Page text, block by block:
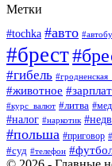
Метки
#tochka #авто
#брест
#гибель
#животное
#курс_валют #литва
#налог #наркотик
#польша #приговор
#суд #телефон